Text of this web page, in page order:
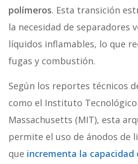
polímeros. Esta transición
la necesidad de separadores
líquidos inflamables, lo que
fugas y combustión.
Según los reportes técnicos
como el Instituto
Massachusetts (MIT), esta
permite el uso de ánodos de
que incrementa la capacidad